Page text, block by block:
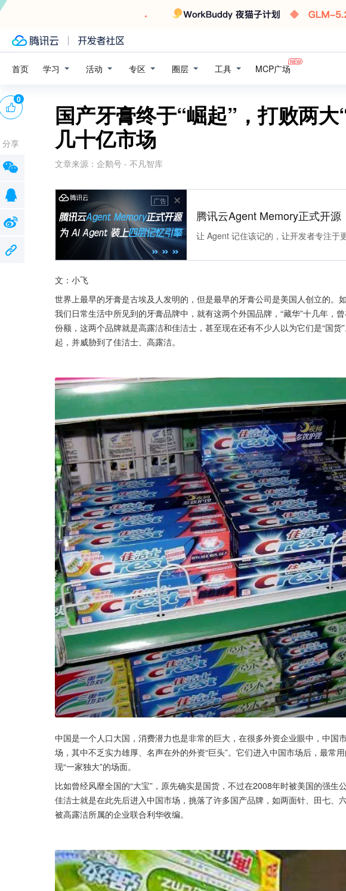
首页 学习 活动 专区 圈层 工具 MCP广场
国产牙膏终于“崛起”，打败两
几十亿市场
文章来源： 企鹅号 - 不凡智库
广告
腾讯云Agent Memory正式开源
让 Agent 记住该记的，让开发者专注于
文：小飞
世界上最早的牙膏是古埃及人发明的，但是最早的牙膏公司是美国人创立的。
我们日常生活中所见到的牙膏品牌中，就有这两个外国品牌，“藏华”十几年，
份额，这两个品牌就是高露洁和佳洁士，甚至现在还有不少人以为它们是“国
起，并威胁到了佳洁士、高露洁。
中国是一个人口大国，消费潜力也是非常的巨大，在很多外资企业眼中，中国
场，其中不乏实力雄厚、名声在外的外资“巨头”。它们进入中国市场后，最常
现“一家独大”的场面。
比如曾经风靡全国的“大宝”，原先确实是国货，不过在2008年时被美国的强生
佳洁士就是在此先后进入中国市场，挑落了许多国产品牌，如两面针、田七、
被高露洁所属的企业联合利华收编。
0
分享